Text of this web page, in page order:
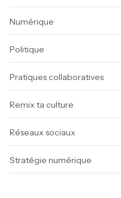
Numérique
Politique
Pratiques collaboratives
Remix ta culture
Réseaux sociaux
Stratégie numérique